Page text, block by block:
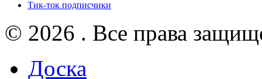
Тик-ток подписчики
© 2026 . Все права
Доска